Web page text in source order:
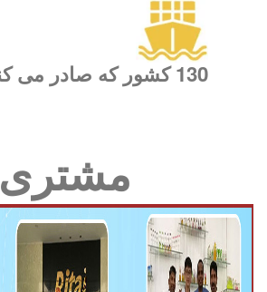
130 کشور که صادر می کنیم
مشتری